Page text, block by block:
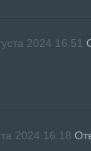
2024 16:51
2024 16:18